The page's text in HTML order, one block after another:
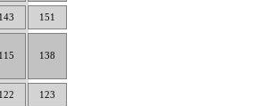
143 151
115 138
122 123